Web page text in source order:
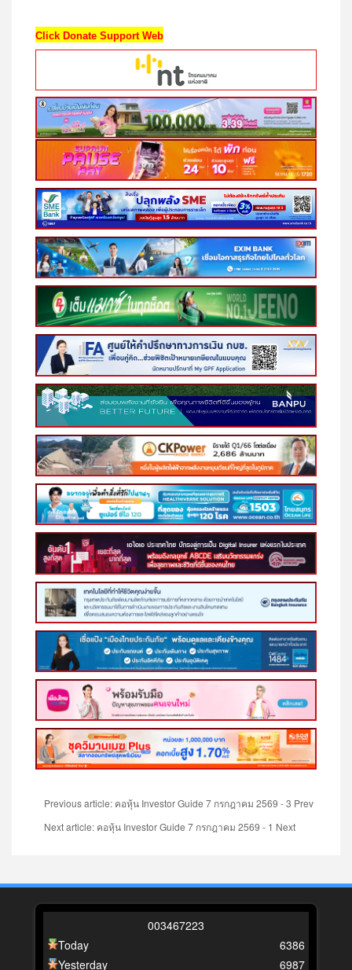
Click Donate Support Web
Previous article: คอหุ้น Investor Guide 7 กรกฎาคม 2569 - 3 Prev
Next article: คอหุ้น Investor Guide 7 กรกฎาคม 2569 - 1 Next
003467223
Today
Yesterday
6386
6987